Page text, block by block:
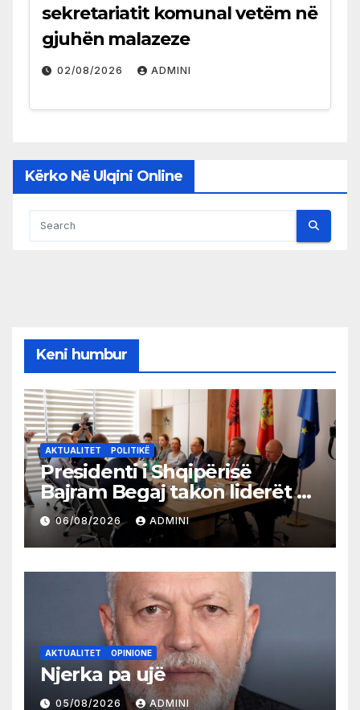
sekretariatit komunal vetëm në
gjuhën malazeze
02/08/2026 ADMINI
Kërko Në Ulqini Online
Keni humbur
AKTUALITET POLITIKË
Presidenti i Shqipërisë
Bajram Begaj takon liderët e
partive shqiptare në Ulqin
06/08/2026 ADMINI
AKTUALITET OPINIONE
Njerka pa ujë
05/08/2026 ADMINI